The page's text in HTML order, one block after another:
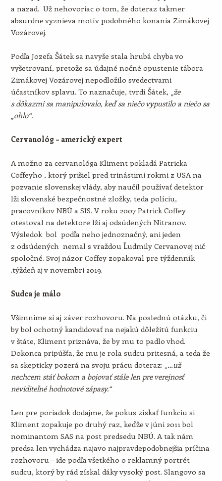
a nazad. Už nehovoriac o tom, že doteraz takmer
absurdne vyznieva motív podobného konania Zimákovej
Vozárovej.
Podľa Jozefa Šátek sa navyše stala hrubá chyba vo
vyšetrovaní, pretože sa údajné nočné opustenie tábora
Zimákovej Vozárovej nepodložilo svedectvami
účastníkov splavu. To naznačuje, tvrdí Šátek, „ že
s dôkazmi sa manipulovalo, keď sa niečo vypustilo a niečo sa
„ohlo“.
Cervanológ – americký expert
A možno za cervanológa Kliment pokladá Patricka
Coffeyho , ktorý prišiel pred trinástimi rokmi z USA na
pozvanie slovenskej vlády, aby naučil používať detektor
lži slovenské bezpečnostné zložky, teda políciu,
pracovníkov NBÚ a SIS. V roku 2007 Patrick Coffey
otestoval na detektore lži aj odsúdených Nitranov.
Výsledok bol podľa neho jednoznačný, ani jeden
z odsúdených nemal s vraždou Ľudmily Cervanovej nič
spoločné. Svoj názor Coffey zopakoval pre týždenník
.týždeň aj v novembri 2019.
Sudca je málo
Všimnime si aj záver rozhovoru. Na poslednú otázku, či
by bol ochotný kandidovať na nejakú dôležitú funkciu
v štáte, Kliment priznáva, že by mu to padlo vhod.
Dokonca pripúšťa, že mu je rola sudcu pritesná, a teda že
sa skepticky pozerá na svoju prácu doteraz: „…už
nechcem stáť bokom a bojovať stále len pre verejnosť
neviditeľné hodnotové zápasy.“
Len pre poriadok dodajme, že pokus získať funkciu si
Kliment zopakuje po druhý raz, keďže v júni 2011 bol
nominantom SAS na post predsedu NBÚ. A tak nám
predsa len vychádza najavo najpravdepodobnejšia príčina
rozhovoru – ide podľa všetkého o reklamný portrét
sudcu, ktorý by rád získal dáky vysoký post. Slangovo sa